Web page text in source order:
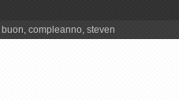
buon, compleanno, steven